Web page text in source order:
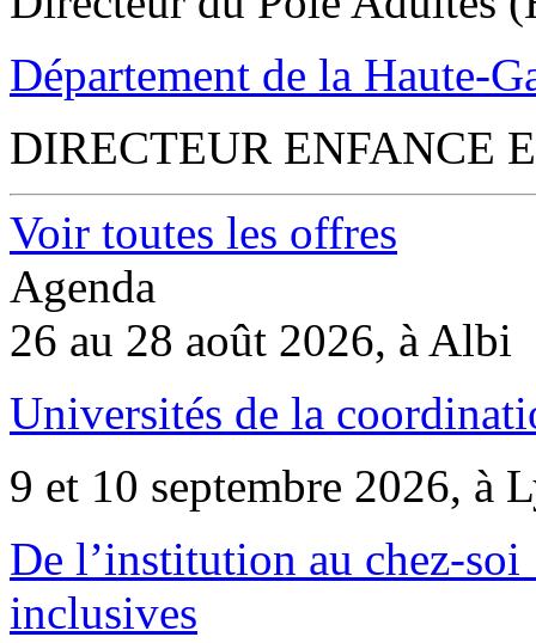
Département de la Haute-
DIRECTEUR ENFANCE
Voir toutes les offres
Agenda
26 au 28 août 2026, à Albi
Universités de la
9 et 10 septembre 2026, à
De l’institution au chez-
inclusives